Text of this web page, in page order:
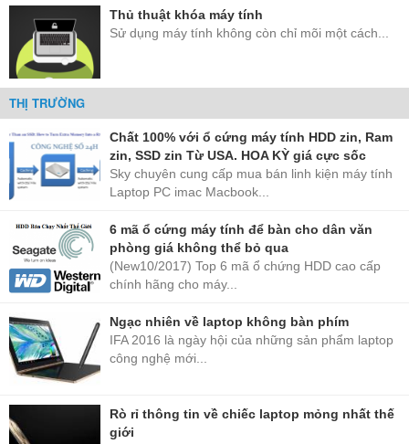
CÁCH NHẬN BIẾT RAM SAMSUNG CHÍNH HÃNG
✓ Logo Samsung in trực tiếp trên bo mạch và chip nhớ
✓ RAM mạch xanh đồng đều, chân RAM sạch đẹp
✓ Nhãn mác rõ ràng, không mờ hoặc bị tẩy xóa
AI NÊN MUA RAM NÀY?
Học sinh / Sinh viên
Chạy mượt Office, làm bài tập
Game thủ
Chơi game mượt, không giật
lag
Dân văn phòng
Mở nhiều tab Chrome, Zoom
ổn định
Thiết kế đồ họa
Render video nhanh hơn 50%
CÂU HỎI THƯỜNG GẶP
Thủ thuật khóa máy tính
Sử dụng máy tính không còn chỉ mõi một cách...
THỊ TRƯỜNG
Chất 100% với ổ cứng máy tính HDD zin, Ram
zin, SSD zin Từ USA. HOA KỲ giá cực sốc
Sky chuyên cung cấp mua bán linh kiện máy tính
Laptop PC imac Macbook...
6 mã ổ cứng máy tính để bàn cho dân văn
phòng giá không thể bỏ qua
(New10/2017) Top 6 mã ổ chứng HDD cao cấp
chính hãng cho máy...
Ngạc nhiên về laptop không bàn phím
IFA 2016 là ngày hội của những sản phẩm laptop
công nghệ mới...
Rò rỉ thông tin về chiếc laptop mỏng nhất thế
giới